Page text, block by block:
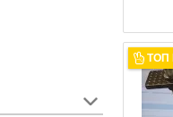
ТОП